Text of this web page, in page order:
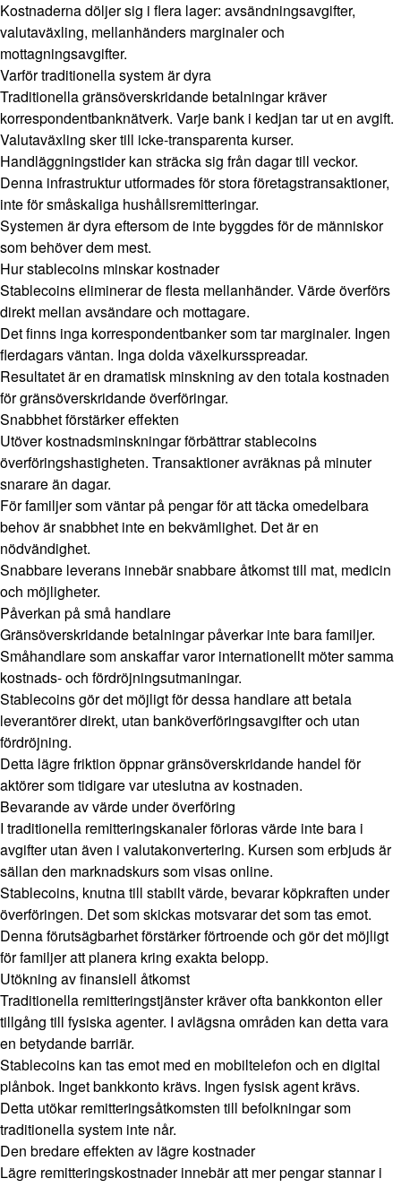
Kostnaderna döljer sig i flera lager: avsändningsavgifter,
valutaväxling, mellanhänders marginaler och
mottagningsavgifter.
Varför traditionella system är dyra
Traditionella gränsöverskridande betalningar kräver
korrespondentbanknätverk. Varje bank i kedjan tar ut en avgift.
Valutaväxling sker till icke-transparenta kurser.
Handläggningstider kan sträcka sig från dagar till veckor.
Denna infrastruktur utformades för stora företagstransaktioner,
inte för småskaliga hushållsremitteringar.
Systemen är dyra eftersom de inte byggdes för de människor
som behöver dem mest.
Hur stablecoins minskar kostnader
Stablecoins eliminerar de flesta mellanhänder. Värde överförs
direkt mellan avsändare och mottagare.
Det finns inga korrespondentbanker som tar marginaler. Ingen
flerdagars väntan. Inga dolda växelkursspreadar.
Resultatet är en dramatisk minskning av den totala kostnaden
för gränsöverskridande överföringar.
Snabbhet förstärker effekten
Utöver kostnadsminskningar förbättrar stablecoins
överföringshastigheten. Transaktioner avräknas på minuter
snarare än dagar.
För familjer som väntar på pengar för att täcka omedelbara
behov är snabbhet inte en bekvämlighet. Det är en
nödvändighet.
Snabbare leverans innebär snabbare åtkomst till mat, medicin
och möjligheter.
Påverkan på små handlare
Gränsöverskridande betalningar påverkar inte bara familjer.
Småhandlare som anskaffar varor internationellt möter samma
kostnads- och fördröjningsutmaningar.
Stablecoins gör det möjligt för dessa handlare att betala
leverantörer direkt, utan banköverföringsavgifter och utan
fördröjning.
Detta lägre friktion öppnar gränsöverskridande handel för
aktörer som tidigare var uteslutna av kostnaden.
Bevarande av värde under överföring
I traditionella remitteringskanaler förloras värde inte bara i
avgifter utan även i valutakonvertering. Kursen som erbjuds är
sällan den marknadskurs som visas online.
Stablecoins, knutna till stabilt värde, bevarar köpkraften under
överföringen. Det som skickas motsvarar det som tas emot.
Denna förutsägbarhet förstärker förtroende och gör det möjligt
för familjer att planera kring exakta belopp.
Utökning av finansiell åtkomst
Traditionella remitteringstjänster kräver ofta bankkonton eller
tillgång till fysiska agenter. I avlägsna områden kan detta vara
en betydande barriär.
Stablecoins kan tas emot med en mobiltelefon och en digital
plånbok. Inget bankkonto krävs. Ingen fysisk agent krävs.
Detta utökar remitteringsåtkomsten till befolkningar som
traditionella system inte når.
Den bredare effekten av lägre kostnader
Lägre remitteringskostnader innebär att mer pengar stannar i